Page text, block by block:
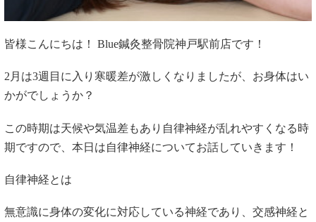
皆様こんにちは！ Blue鍼灸整骨院神戸駅前店です！
2月は3週目に入り寒暖差が激しくなりましたが、お身体はい
かがでしょうか？
この時期は天候や気温差もあり自律神経が乱れやすくなる時
期ですので、 本日は自律神経についてお話していきます！
自律神経とは
無意識に身体の変化に対応している神経であり、交感神経と